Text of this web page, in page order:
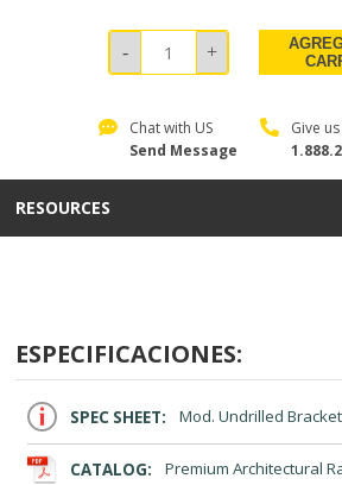
Chat with US
Send Message
Give
RESOURCES
ESPECIFICACIONES:
SPEC SHEET: Mod. Undrilled
CATALOG: Premium Architectural